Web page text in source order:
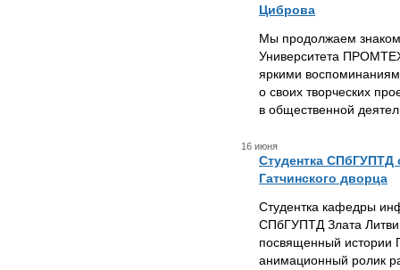
Циброва
Мы продолжаем
Университета
яркими
о своих творческих
в общественной
16 июня
Студентка СПбГУПТД
Гатчинского дворца
Студентка кафедры
СПбГУПТД Злата
посвященный истории
анимационный ролик